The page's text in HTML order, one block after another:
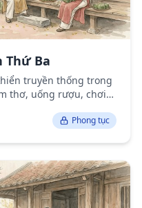
Thứ Ba
truyền thống trong
thơ, uống rượu, chơi
Phong tục